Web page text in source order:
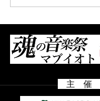
始！お早めに！！
主 催